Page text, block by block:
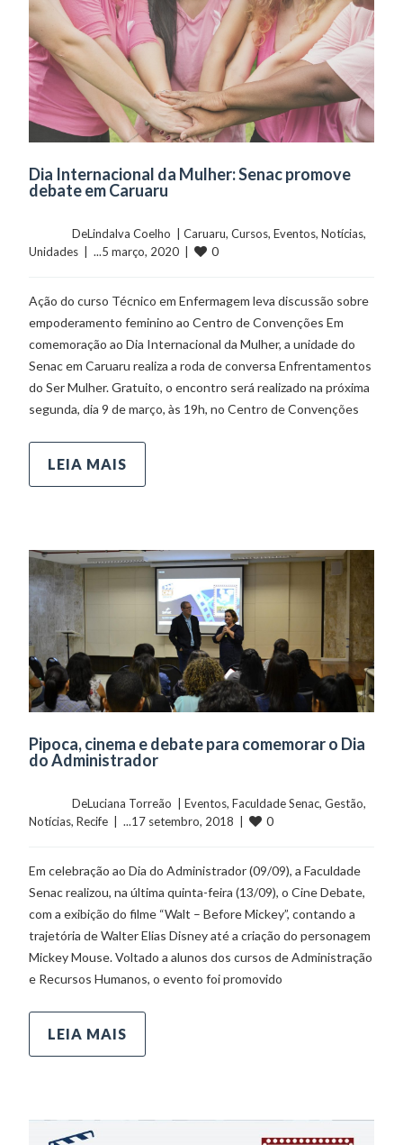
Dia Internacional da Mulher: Senac promove
debate em Caruaru
	    	DeLindalva Coelho  |
Caruaru, Cursos, Eventos, Notícias
Unidades
  |  ...5 março, 2020  |
0
Ação do curso Técnico em Enfermagem leva discussão sobre
empoderamento feminino ao Centro de Convenções Em
comemoração ao Dia Internacional da Mulher, a unidade do
Senac em Caruaru realiza a roda de conversa Enfrentamentos
do Ser Mulher. Gratuito, o encontro será realizado na próxima
segunda, dia 9 de março, às 19h, no Centro de Convenções
LEIA MAIS
Pipoca, cinema e debate para comemorar o Dia
do Administrador
	    	DeLuciana Torreão  |
Eventos, Faculdade Senac, Gestão
Notícias, Recife
  |  ...17 setembro, 2018  |
0
Em celebração ao Dia do Administrador (09/09), a Faculdade
Senac realizou, na última quinta-feira (13/09), o Cine Debate,
com a exibição do filme “Walt – Before Mickey”, contando a
trajetória de Walter Elias Disney até a criação do personagem
Mickey Mouse. Voltado a alunos dos cursos de Administração
e Recursos Humanos, o evento foi promovido
LEIA MAIS